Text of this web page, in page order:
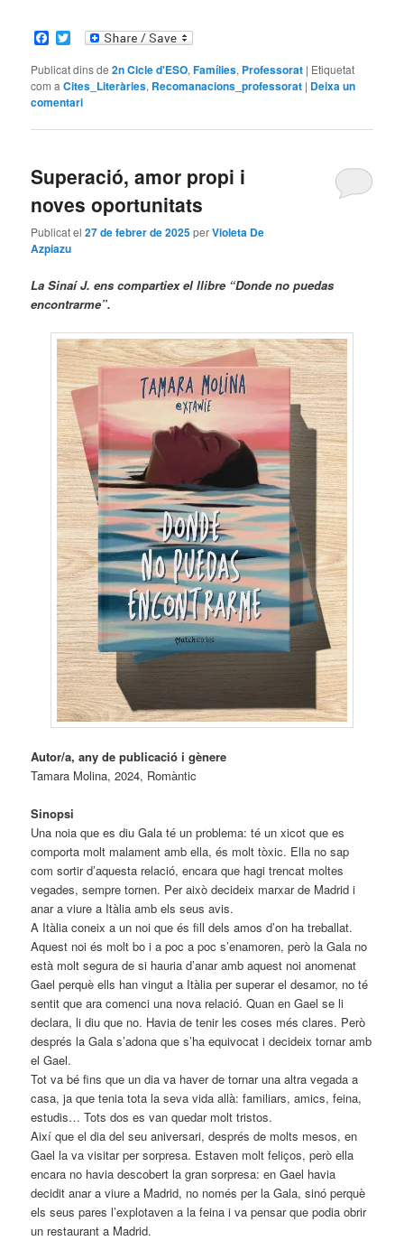
Facebook
Twitter
Publicat dins de 2n Cicle d'ESO,Famílies, Professorat | Etiquetat
com a Cites_Literàries, Recomanacions_professorat | Deixa un
comentari
Superació, amor propi i
noves oportunitats
Publicat el27 de febrer de 2025perVioleta De
Azpiazu
La Sinaí J. ens compartiex el llibre “Donde no puedas
encontrarme”.
Autor/a, any de publicació i gènere
Tamara Molina, 2024, Romàntic
Sinopsi
Una noia que es diu Gala té un problema: té un xicot que es
comporta molt malament amb ella, és molt tòxic. Ella no sap
com sortir d’aquesta relació, encara que hagi trencat moltes
vegades, sempre tornen. Per això decideix marxar de Madrid i
anar a viure a Itàlia amb els seus avis.
A Itàlia coneix a un noi que és fill dels amos d’on ha treballat.
Aquest noi és molt bo i a poc a poc s’enamoren, però la Gala no
està molt segura de si hauria d’anar amb aquest noi anomenat
Gael perquè ells han vingut a Itàlia per superar el desamor, no té
sentit que ara comenci una nova relació. Quan en Gael se li
declara, li diu que no. Havia de tenir les coses més clares. Però
després la Gala s’adona que s’ha equivocat i decideix tornar amb
el Gael.
Tot va bé fins que un dia va haver de tornar una altra vegada a
casa, ja que tenia tota la seva vida allà: familiars, amics, feina,
estudis… Tots dos es van quedar molt tristos.
Així que el dia del seu aniversari, després de molts mesos, en
Gael la va visitar per sorpresa. Estaven molt feliços, però ella
encara no havia descobert la gran sorpresa: en Gael havia
decidit anar a viure a Madrid, no només per la Gala, sinó perquè
els seus pares l’explotaven a la feina i va pensar que podia obrir
un restaurant a Madrid.